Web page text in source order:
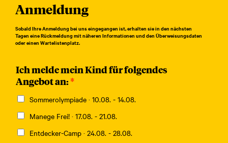
Anmeldung
Sobald Ihre Anmeldung bei uns eingegangen ist, erhalten sie in den nächsten
Tagen eine Rückmeldung mit näheren Informationen und den Überweisungsdaten
oder einen Wartelistenplatz.
Ich melde mein Kind für folgendes
Angebot an:*
Sommerolympiade · 10.08. - 14.08.
Manege Frei! · 17.08. - 21.08.
Entdecker-Camp · 24.08. - 28.08.